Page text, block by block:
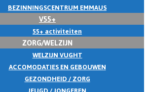
BEZINNINGSCENTRUM EMMAUS
V55+
55+ activiteiten
ZORG/WELZIJN
WELZIJN VUGHT
ACCOMODATIES EN GEBOUWEN
GEZONDHEID / ZORG